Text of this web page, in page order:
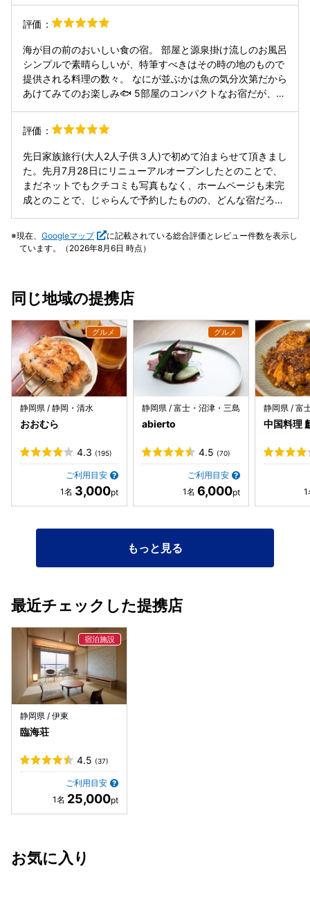
ている部屋がほとんどで、砂浜の波の音をBGMに最高の食事
が食べられます。 地魚や海辺でとれたとこぶし・海苔・季節
の野菜などの伊豆での地元の旨いものが満載の食事。こちら
に泊まる時は当日昼食抜きでも十分です。舟盛りに乗せられ
たオーナーが釣ってきた海の近くの地元ならではの地魚、お
刺身がこんなに美味しかったのだと改めて実感します。ワサ
ビはもちろん伊豆産のおろしたて。 刺身に続いてオコゼの姿
そして煮魚これは食べきれなければ翌日の朝食に回すこと
る干物屋さんの中オーナーが厳選した、これも干物ってこん
なに美味いんだと再認識する逸品。 夜にお腹いっぱいに食べ
たはずなので、朝食にはまたたっぷり食べてしまいます。 海
岸に面しているから、海水浴から直接お風呂に入れるように
なっており、シャワールームも完備。 下田を含めた南伊豆方
面の拠点としては、食も立地も最高のお宿です。
評価：
海が目の前のおいしい食の宿。 部屋と源泉掛け流しのお風呂
シンプルで素晴らしいが、特筆すべきはその時の地のもので
提供される料理の数々。 なにが並ぶかは魚の気分次第だから
あけてみてのお楽しみ🐟 5部屋のコンパクトなお宿だが、冬
今の佇まいは2018年頃建て替えたものだそうだが先代から
50年以上この地で旅館を営んでいる下田 臨海荘♨️ お話好
きの女将さんの話に耳を傾けて旅を楽しむのが良かろう。 部
屋はコンパクト、布団はもう少し分厚いかマットレスが別に
あると直良し。🥱
評価：
先日家族旅行(大人2人子供３人)で初めて泊まらせて頂きまし
た。先月7月28日にリニューアルオープンしたとのことで、
まだネットでもクチコミも写真もなく、ホームページも未完
成とのことで、じゃらんで予約したものの、どんな宿だろう
した。 改装直後ということで全て新しく、新築の木の香りで
いっぱいでした。 内装も、インテリアから家具から細部まで
食事だったのですが、海水浴後は砂が宿内に入らないように
り、そのまま温泉に直行出来て、とても快適でした。 温泉
は、こじんまりしていますが、海を眺めながら、夜も朝もほ
ぼ貸し切りでのんびりと堪能出来ました。 (ベビーソープも
置いてありました。) また、シャンプー、リンス、ボディー
ソープ、クレンジング、洗顔、どれもスパのようにリラック
ス出来る良い香りでした。 食事は、我が家は子供が小さいの
でいつもバイキング形式の宿ばかり泊まっていたのです
が、、、それはそれで満腹にもなるのですが、いつも料理を
とりに行くのに忙しく食べた気がしないので、個室で決まっ
た量の食事はとても贅沢で有り難かったです。 出来立てをど
んどん運んでくれて、あつあつで食べられるのも幸せでし
た。 一年分くらいの魚料理を食べた感じがしました。 ご主
人が海でとったお魚と、奥様が作られたブルーベリーアイス
供たちは食べられるかな？と心配でしたが、子供たちも、
『お魚でご飯3杯も食べたの初めて！』と、魚を好きになっ
てくれたようです。 初めて見る大きな舟盛りにも大興奮して
きってしまいました。とても美味しかったです。 チェックイ
色選び、人数分頂けるのも嬉しかったです。 宿の女将もご主
人も奥様も皆さん良い人で、 また別の季節の違った料理を頂
いてみたいです。 毎年行きたい宿です。最高でした。
現在、 Googleマップ
に記載されている総合評価とレビュー件数を表示し
ています。（2026年8月6日 時点）
同じ地域の提携店
静岡県 / 静岡・清水
おおむら
4.3 (195)
ご利用目安
3,000
静岡県 / 富士・沼津・三島
abierto
4.5 (70)
ご利用目安
6,000
静岡県 / 富
中国料理
もっと見る
最近チェックした提携店
静岡県 / 伊東
臨海荘
4.5 (37)
ご利用目安
25,000
お気に入り